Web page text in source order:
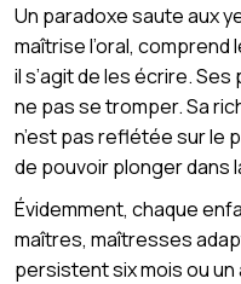
Un paradoxe saute aux
maîtrise l’oral,
il s’agit de les écrire.
ne pas se tromper. Sa
n’est pas reflétée sur le
de pouvoir plonger dans
Évidemment, chaque
maîtres, maîtresses
persistent six mois ou